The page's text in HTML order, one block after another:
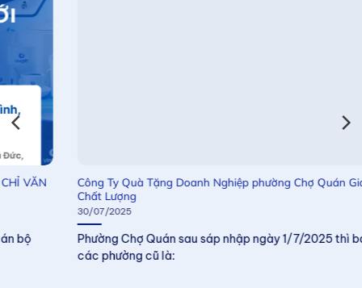
Công Ty Quà Tặng Doanh Nghiệp phường Chợ Quán Giá Tốt &
Phường Chợ Quán sau sáp nhập ngày 1/7/2025 thì bao gồm
các phường cũ là: